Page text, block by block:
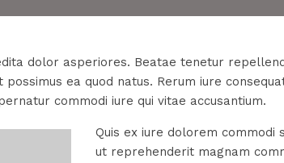
dolor asperiores. Beatae tenetur
possimus ea quod natus. Rerum iure
commodi iure qui vitae accusantium.
Quis ex iure dolorem commodi
ut reprehenderit magnam